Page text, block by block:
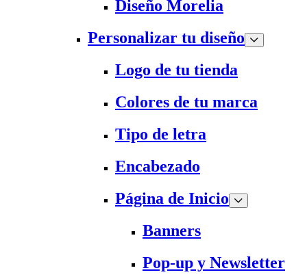
Diseño Morelia
Personalizar tu diseño
Logo de tu tienda
Colores de tu marca
Tipo de letra
Encabezado
Página de Inicio
Banners
Pop-up y Newsletter